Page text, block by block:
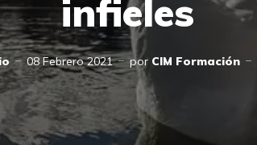
infieles
08 Febrero 2021 por CIM Formación